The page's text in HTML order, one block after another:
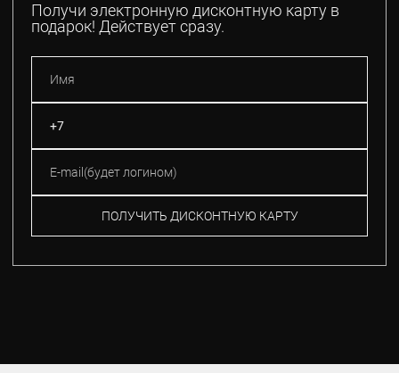
Получи электронную дисконтную карту в
подарок! Действует сразу.
ПОЛУЧИТЬ ДИСКОНТНУЮ КАРТУ